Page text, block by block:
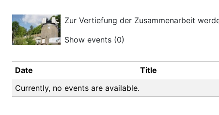
Zur Vertiefung der Zusammenarbeit
Show events (0)
Date Title
Currently, no events are available.